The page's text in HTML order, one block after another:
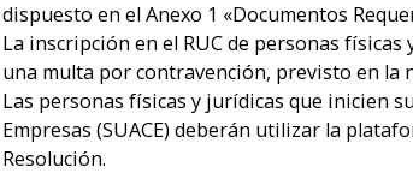
dispuesto en el Anexo 1 «Documentos
La inscripción en el RUC de personas
una multa por contravención, previsto en la
Las personas físicas y jurídicas que inicien
Empresas (SUACE) deberán utilizar la
Resolución.